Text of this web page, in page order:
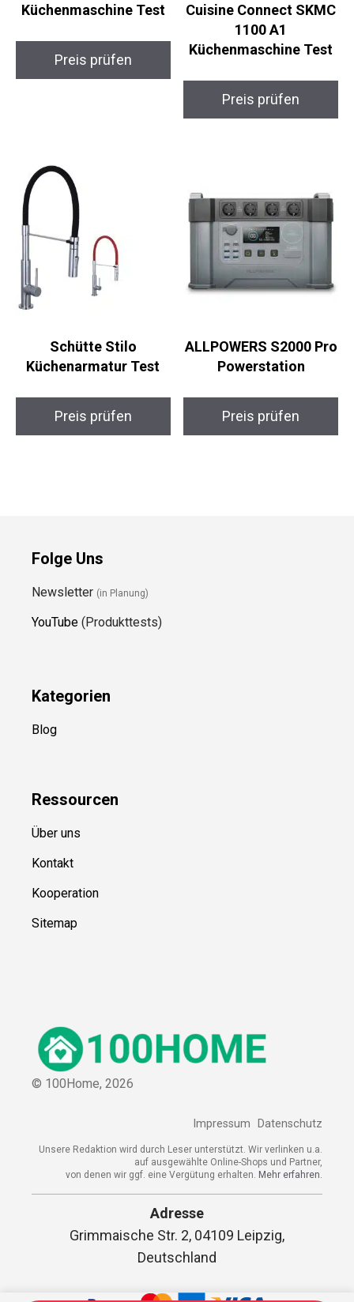
Küchenmaschine Test
Preis prüfen
Cuisine Connect SKMC
1100 A1
Küchenmaschine Test
Preis prüfen
Schütte Stilo
Küchenarmatur Test
Preis prüfen
ALLPOWERS S2000 Pro
Powerstation
Preis prüfen
Folge Uns
Newsletter (in Planung)
YouTube (Produkttests)
Kategorien
Blog
Ressourcen
Über uns
Kontakt
Kooperation
Sitemap
© 100Home, 2026
Impressum Datenschutz
Unsere Redaktion wird durch Leser unterstützt. Wir verlinken u.a.
auf ausgewählte Online-Shops und Partner,
von denen wir ggf. eine Vergütung erhalten. Mehr erfahren.
Adresse
Grimmaische Str. 2, 04109 Leipzig,
Deutschland